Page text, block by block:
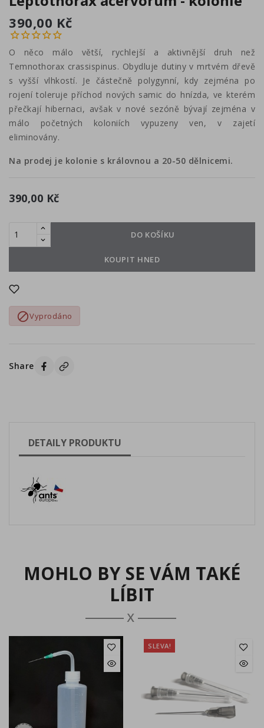
390,00 Kč
O něco málo větší, rychlejší a aktivnější druh než
Temnothorax crassispinus. Obydluje dutiny v mrtvém dřevě
s vyšší vlhkostí. Je částečně polygynní, kdy zejména po
rojení toleruje příchod nových samic do hnízda, ve kterém
přečkají hibernaci, avšak v nové sezóně bývají zejména v
málo početných koloniích vypuzeny ven, v zajetí
eliminovány.
Na prodej je kolonie s královnou a 20-50 dělnicemi.
390,00 Kč
DO KOŠÍKU
KOUPIT HNED
Vyprodáno
Share
DETAILY PRODUKTU
MOHLO BY SE VÁM TAKÉ
LÍBIT
SLEVA!